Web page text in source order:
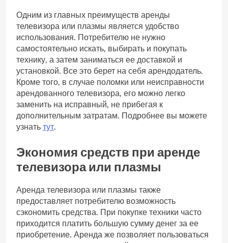
Одним из главных преимуществ аренды
телевизора или плазмы является удобство
использования. Потребителю не нужно
самостоятельно искать, выбирать и покупать
технику, а затем заниматься ее доставкой и
установкой. Все это берет на себя арендодатель.
Кроме того, в случае поломки или неисправности
арендованного телевизора, его можно легко
заменить на исправный, не прибегая к
дополнительным затратам. Подробнее вы можете
узнать тут.
Экономия средств при аренде
телевизора или плазмы
Аренда телевизора или плазмы также
предоставляет потребителю возможность
сэкономить средства. При покупке техники часто
приходится платить большую сумму денег за ее
приобретение. Аренда же позволяет пользоваться